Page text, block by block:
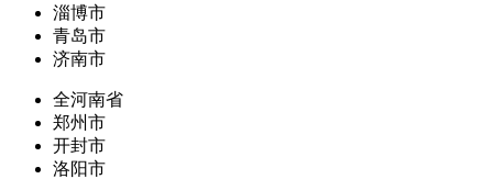
淄博市
青岛市
济南市
全河南省
郑州市
开封市
洛阳市